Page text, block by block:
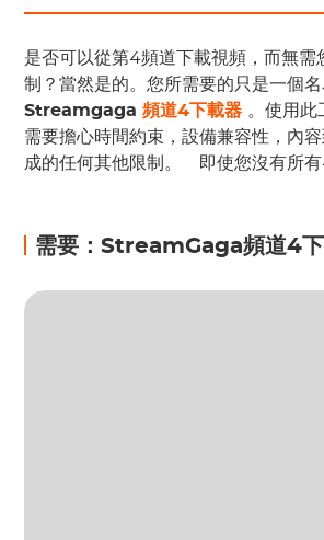
是否可以從第4頻道下載視頻，而無需
制？當然是的。您所需要的只是一個
Streamgaga頻道4下載器 。使用此
需要擔心時間約束，設備兼容性，內
成的任何其他限制。
即使您沒有所
需要：StreamGaga頻道4